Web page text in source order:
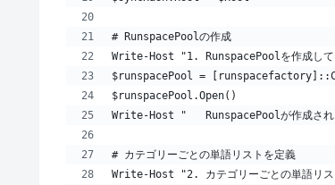
# RunspacePoolの作成
Write-Host "1. RunspacePoolを作成
$runspacePool =
$runspacePool.Open()
Write-Host "   RunspacePoolが作成され
# カテゴリーごとの単語リストを定義
Write-Host "2. カテゴリーごとの単語リ